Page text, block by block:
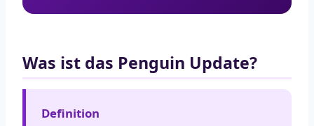
Was ist das Penguin Update?
Definition